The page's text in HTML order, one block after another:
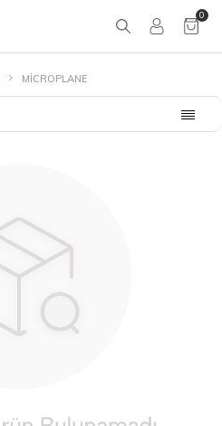
0
MİCROPLANE